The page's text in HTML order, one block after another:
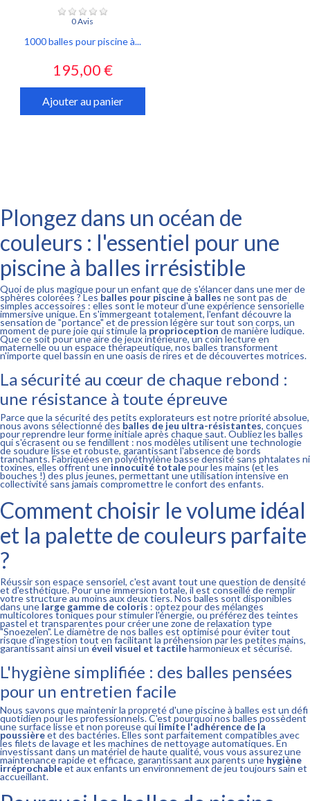
0 Avis
1000 balles pour piscine à...
Prix
195,00 €
Ajouter au panier
Plongez dans un océan de
couleurs : l'essentiel pour une
piscine à balles irrésistible
Quoi de plus magique pour un enfant que de s'élancer dans une mer de
sphères colorées ? Les balles pour piscine à balles ne sont pas de
simples accessoires : elles sont le moteur d'une expérience sensorielle
immersive unique. En s'immergeant totalement, l'enfant découvre la
sensation de "portance" et de pression légère sur tout son corps, un
moment de pure joie qui stimule la proprioception de manière ludique.
Que ce soit pour une aire de jeux intérieure, un coin lecture en
maternelle ou un espace thérapeutique, nos balles transforment
n'importe quel bassin en une oasis de rires et de découvertes motrices.
La sécurité au cœur de chaque rebond :
une résistance à toute épreuve
Parce que la sécurité des petits explorateurs est notre priorité absolue,
nous avons sélectionné des balles de jeu ultra-résistantes, conçues
pour reprendre leur forme initiale après chaque saut. Oubliez les balles
qui s'écrasent ou se fendillent : nos modèles utilisent une technologie
de soudure lisse et robuste, garantissant l'absence de bords
tranchants. Fabriquées en polyéthylène basse densité sans phtalates ni
toxines, elles offrent une innocuité totalepour les mains (et les
bouches !) des plus jeunes, permettant une utilisation intensive en
collectivité sans jamais compromettre le confort des enfants.
Comment choisir le volume idéal
et la palette de couleurs parfaite
?
Réussir son espace sensoriel, c'est avant tout une question de densité
et d'esthétique. Pour une immersion totale, il est conseillé de remplir
votre structure au moins aux deux tiers. Nos balles sont disponibles
dans une large gamme de coloris : optez pour des mélanges
multicolores toniques pour stimuler l'énergie, ou préférez des teintes
pastel et transparentes pour créer une zone de relaxation type
"Snoezelen". Le diamètre de nos balles est optimisé pour éviter tout
risque d'ingestion tout en facilitant la préhension par les petites mains,
garantissant ainsi un éveil visuel et tactileharmonieux et sécurisé.
L'hygiène simplifiée : des balles pensées
pour un entretien facile
Nous savons que maintenir la propreté d'une piscine à balles est un défi
quotidien pour les professionnels. C'est pourquoi nos balles possèdent
une surface lisse et non poreuse qui limite l'adhérence de la
poussièreet des bactéries. Elles sont parfaitement compatibles avec
les filets de lavage et les machines de nettoyage automatiques. En
investissant dans un matériel de haute qualité, vous vous assurez une
maintenance rapide et efficace, garantissant aux parents une hygiène
irréprochableet aux enfants un environnement de jeu toujours sain et
accueillant.